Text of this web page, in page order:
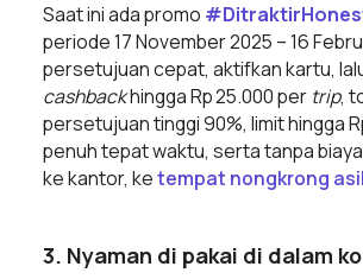
Saat ini ada promo
periode 17 November 2025 – 16
persetujuan cepat, aktifkan kartu,
cashbackhingga Rp 25.000 per trip,
persetujuan tinggi 90%, limit hingga
penuh tepat waktu, serta tanpa
ke kantor, ketempat nongkrong
3. Nyaman di pakai di dalam